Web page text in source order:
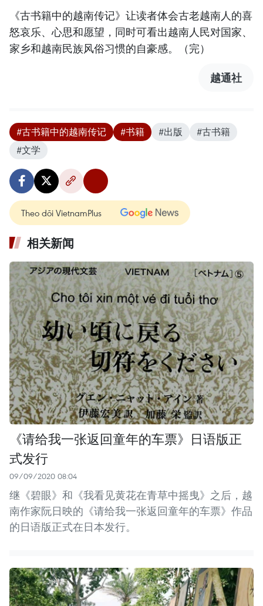
《古书籍中的越南传记》让读者体会古老越南人的喜
怒哀乐、心思和愿望，同时可看出越南人民对国家、
家乡和越南民族风俗习惯的自豪感。（完）
越通社
#古书籍中的越南传记 #书籍 #出版
#古书籍
#文学
Theo dõi VietnamPlus
相关新闻
《请给我一张返回童年的车票》日语版正
式发行
09/09/2020 08:04
继《碧眼》和《我看见黄花在青草中摇曳》之后，越
南作家阮日映的《请给我一张返回童年的车票》作品
的日语版正式在日本发行。